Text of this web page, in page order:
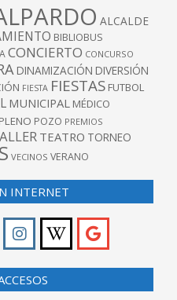
ALCALDE
BIBLIOBUS
CONCIERTO CONCURSO
DINAMIZACIÓN DIVERSIÓN
FIESTA FIESTAS FUTBOL
MUNICIPAL MÉDICO
PLENO POZO PREMIOS
TEATRO TORNEO
VECINOS VERANO
INTERNET